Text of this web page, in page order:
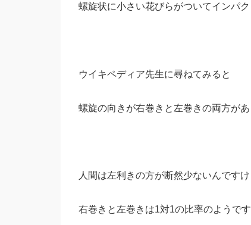
螺旋状に小さい花びらがついてインパク
ウイキペディア先生に尋ねてみると
螺旋の向きが右巻きと左巻きの両方があ
人間は左利きの方が断然少ないんですけ
右巻きと左巻きは1対1の比率のようです